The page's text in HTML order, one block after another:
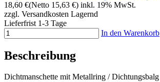
18,60 €(Netto 15,63 €) inkl. 19% MwSt.
zzgl. Versandkosten Lagernd
Lieferfrist 1-3 Tage
In den Warenkorb
Beschreibung
Dichtmanschette mit Metallring / Dichtungsbalg